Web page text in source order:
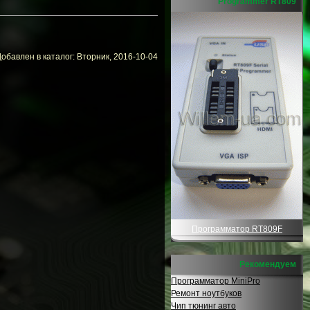
в каталог: Вторник, 2016-10-04
Программатор RT809F
Рекомендуем
Программатор MiniPro
Ремонт ноутбуков
Чип тюнинг авто